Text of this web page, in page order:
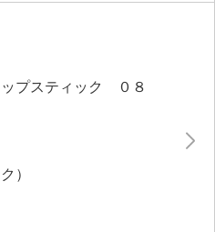
ではありません、防腐
ップスティック ０８
）